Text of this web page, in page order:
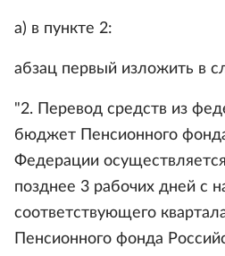
а) в пункте 2:
абзац первый изложить в
"2. Перевод средств из
бюджет Пенсионного
Федерации
позднее 3 рабочих дней с
соответствующего
Пенсионного фонда